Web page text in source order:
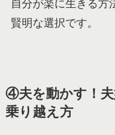
自分が楽に生きる方
賢明な選択です。
④夫を動かす！夫
乗り越え方